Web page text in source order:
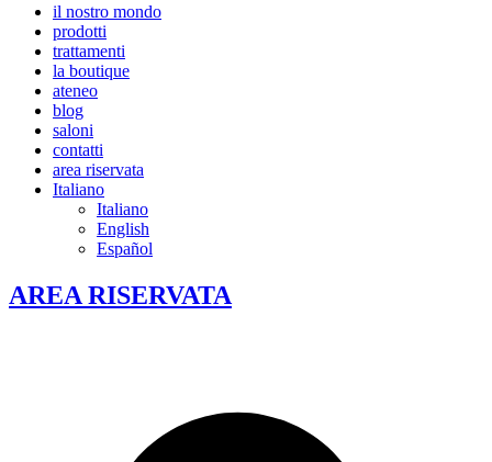
il nostro mondo
prodotti
trattamenti
la boutique
ateneo
blog
saloni
contatti
area riservata
Italiano
Italiano
English
Español
AREA RISERVATA